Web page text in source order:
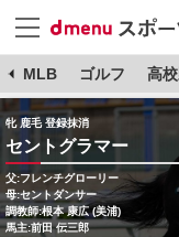
MLB ゴルフ 高
牝 鹿毛 登録抹消
セントグラマー
父:フレンチグローリー
母:セントダンサー
調教師:根本 康広 (美浦)
馬主:前田 伝三郎